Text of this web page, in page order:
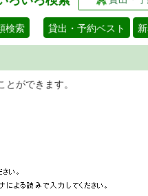
検索 貸出・予約ベスト
検索することがで